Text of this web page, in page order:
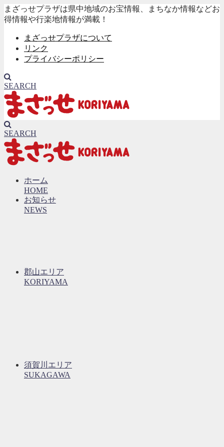
まざっせプラザは県中地域のお宝情報、まちなか情報などお
得情報や行楽地情報が満載！
まざっせプラザについて
リンク
プライバシーポリシー
SEARCH
SEARCH
ホーム
HOME
お知らせ
NEWS
郡山エリア
KORIYAMA
須賀川エリア
SUKAGAWA